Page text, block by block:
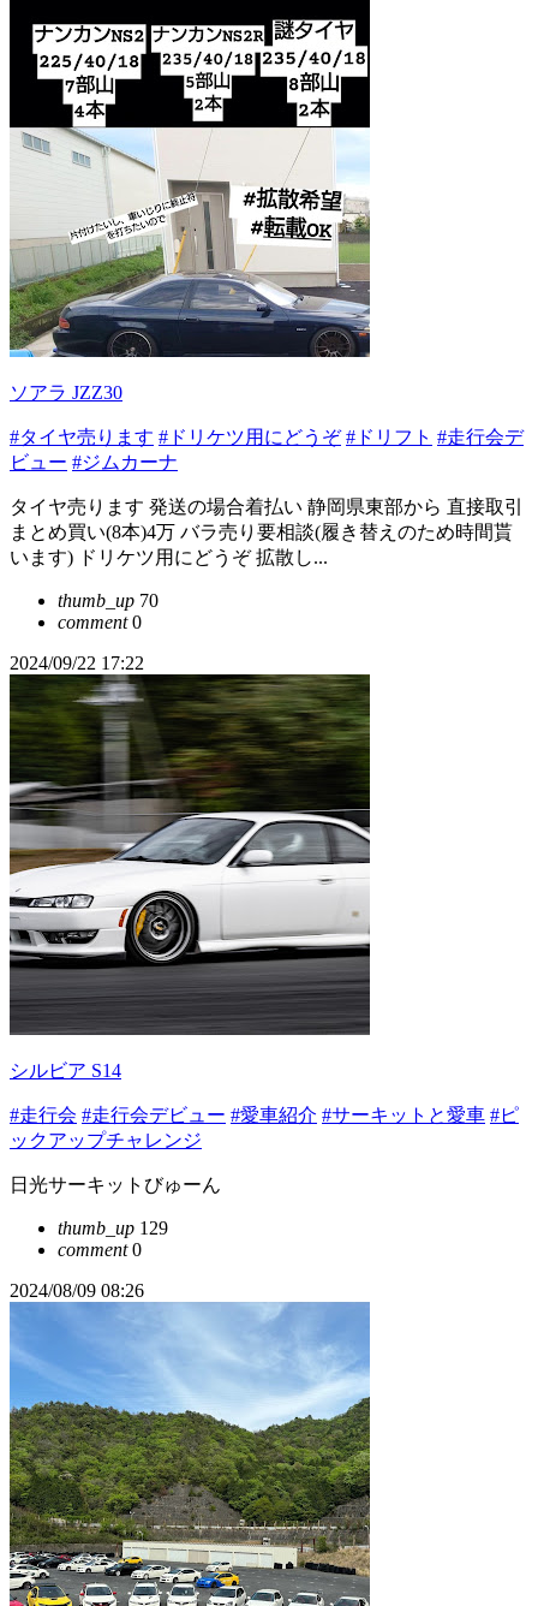
ソアラ JZZ30
#タイヤ売ります #ドリケツ用にどうぞ #ドリフト #走行会デ
ビュー #ジムカーナ
タイヤ売ります 発送の場合着払い 静岡県東部から 直接取引
まとめ買い(8本)4万 バラ売り要相談(履き替えのため時間貰
います) ドリケツ用にどうぞ 拡散し...
thumb_up 70
comment0
2024/09/22 17:22
シルビア S14
#走行会 #走行会デビュー #愛車紹介 #サーキットと愛車 #ピ
ックアップチャレンジ
日光サーキットびゅーん
thumb_up 129
comment0
2024/08/09 08:26